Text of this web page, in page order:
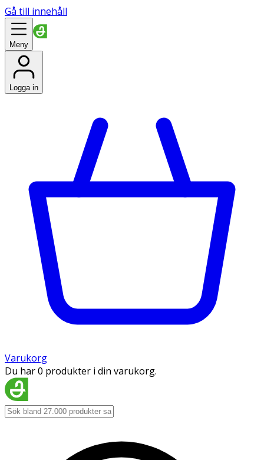
Gå till innehåll
Meny
Logga in
Varukorg
Du har 0 produkter i din varukorg.